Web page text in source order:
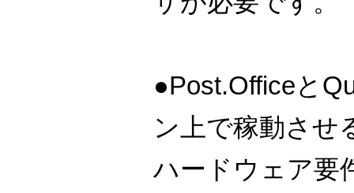
●Post.Officeと
ン上で稼動させ
ハードウェア要